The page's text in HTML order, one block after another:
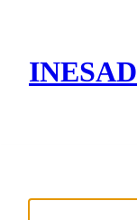
INESAD